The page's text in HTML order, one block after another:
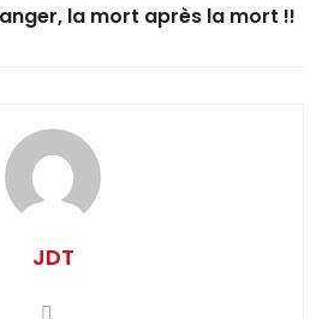
la mort après la mort !!
JDT